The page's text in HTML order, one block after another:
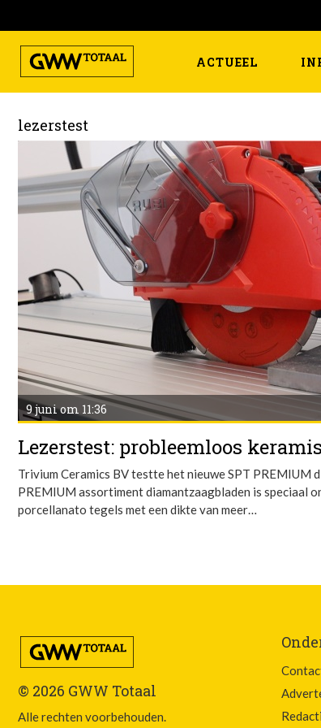
ACTUEEL
lezerstest
9 juni om 11:36
Lezerstest: probleemloos
Trivium Ceramics BV testte het nieuwe SPT PREMIUM
PREMIUM assortiment diamantzaagbladen is speciaal
porcellanato tegels met een dikte van meer…
© 2026 GWW Totaal
Alle rechten voorbehouden.